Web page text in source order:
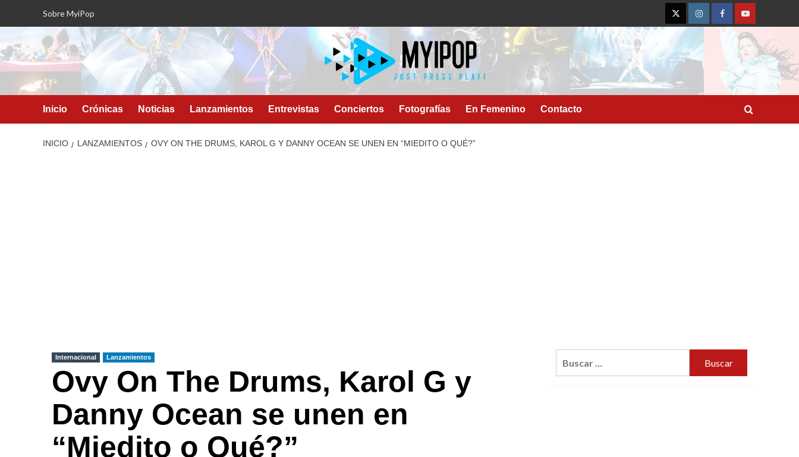
Sobre MyiPop
TwitterInstagramFacebookYouTube
Inicio Crónicas Noticias Lanzamientos Entrevistas Conciertos Fotografías En Femenino Contacto
INICIO LANZAMIENTOS OVY ON THE DRUMS, KAROL G Y DANNY OCEAN SE UNEN EN “MIEDITO O QUÉ?”
Internacional Lanzamientos
Ovy On The Drums, Karol G y
Danny Ocean se unen en
“Miedito o Qué?”